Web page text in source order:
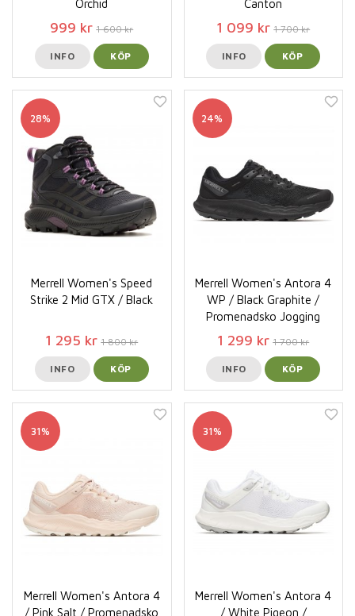
Orchid
999 kr 1 600 kr
INFO KÖP
Canton
1 099 kr 1 700 kr
INFO KÖP
28%
Merrell Women's Speed
Strike 2 Mid GTX / Black
1 295 kr 1 800 kr
INFO KÖP
24%
Merrell Women's Antora 4
WP / Black Graphite /
Promenadsko Jogging
1 299 kr 1 700 kr
INFO KÖP
31%
Merrell Women's Antora 4
/ Pink Salt / Promenadsko
31%
Merrell Women's Antora 4
/ White Pigeon /